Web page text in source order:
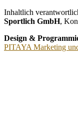
Inhaltlich
Sportlich GmbH,
Design &
PITAYA Marketing